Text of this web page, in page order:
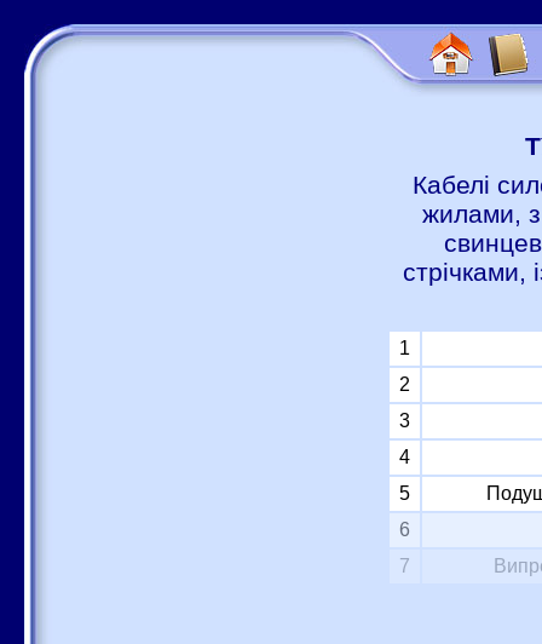
Кабелі
жилами,
1
2
3
4
5
6
7